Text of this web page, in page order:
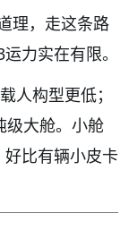
理，走这条路
力实在有限。
人构型更低；
级大舱。小舱
比有辆小皮卡